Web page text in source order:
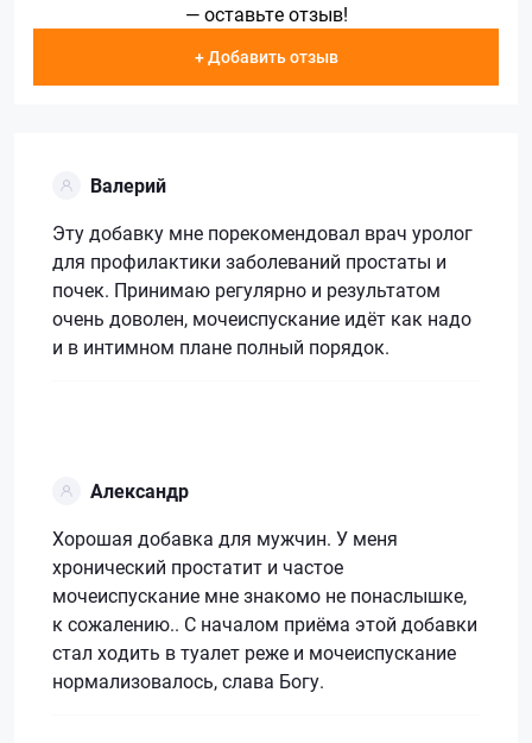
— оставьте отзыв!
+ Добавить отзыв
Валерий
Эту добавку мне порекомендовал врач уролог
для профилактики заболеваний простаты и
почек. Принимаю регулярно и результатом
очень доволен, мочеиспускание идёт как надо
и в интимном плане полный порядок.
Александр
Хорошая добавка для мужчин. У меня
хронический простатит и частое
мочеиспускание мне знакомо не понаслышке,
к сожалению.. С началом приёма этой добавки
стал ходить в туалет реже и мочеиспускание
нормализовалось, слава Богу.